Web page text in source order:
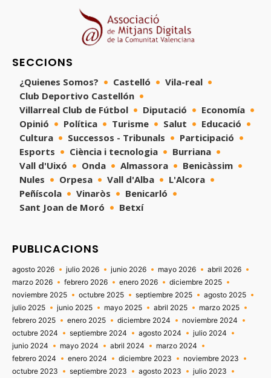
SECCIONS
¿Quienes Somos? Castelló
Vila-real
Club Deportivo Castellón
Villarreal Club de Fútbol
Diputació
Economía
Opinió
Política Turisme Salut
Educació
Cultura
Successos - Tribunals
Participació
Esports
Ciència i tecnologia
Burriana
Vall d'Uixó
Onda Almassora
Benicàssim
Nules
Orpesa Vall d'Alba
L'Alcora
Peñíscola
Vinaròs
Benicarló
Sant Joan de Moró
Betxí
PUBLICACIONS
agosto 2026 julio 2026 junio 2026 mayo 2026
abril 2026
marzo 2026
febrero 2026 enero 2026
diciembre 2025
noviembre 2025
octubre 2025 septiembre 2025
agosto 2025
julio 2025
junio 2025 mayo 2025 abril 2025
marzo 2025
febrero 2025
enero 2025 diciembre 2024
noviembre 2024
octubre 2024
septiembre 2024 agosto 2024
julio 2024
junio 2024
mayo 2024 abril 2024
marzo 2024
febrero 2024
enero 2024 diciembre 2023
noviembre 2023
octubre 2023
septiembre 2023 agosto 2023
julio 2023